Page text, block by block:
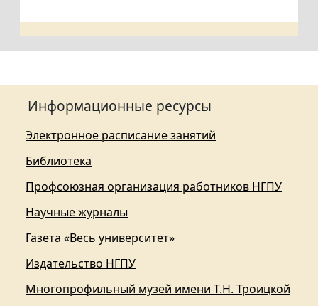
Информационные ресурсы
Электронное расписание занятий
Библиотека
Профсоюзная организация работников НГПУ
Научные журналы
Газета «Весь университет»
Издательство НГПУ
Многопрофильный музей имени Т.Н. Троицкой